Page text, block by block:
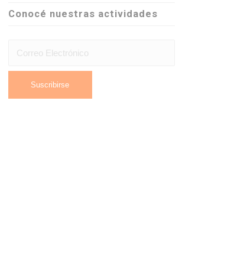
Conocé nuestras actividades